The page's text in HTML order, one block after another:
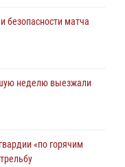
безопасности матча
неделю выезжали
«по горячим